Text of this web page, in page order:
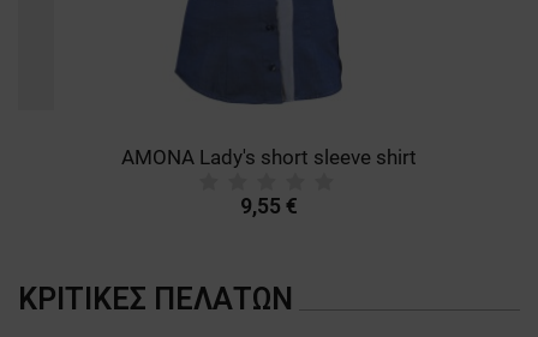
AMONA Lady's short sleeve shirt
9,55 €
ΚΡΙΤΙΚΈΣ ΠΕΛΑΤΏΝ